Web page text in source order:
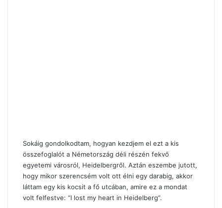
Sokáig gondolkodtam, hogyan kezdjem el ezt a kis
összefoglalót a Németország déli részén fekvő
egyetemi városról, Heidelbergről. Aztán eszembe jutott,
hogy mikor szerencsém volt ott élni egy darabig, akkor
láttam egy kis kocsit a fő utcában, amire ez a mondat
volt felfestve: “I lost my heart in Heidelberg”.